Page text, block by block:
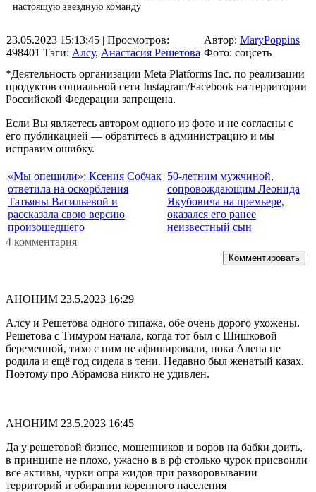
настоящую звездную команду
23.05.2023 15:13:45 | Просмотров:
498401 Тэги: Алсу, Анастасия Решетова
Автор: MaryPoppins
Фото: соцсеть
*Деятельность организации Meta Platforms Inc. по реализации
продуктов социальной сети Instagram/Facebook на территории
Российской Федерации запрещена.
Если Вы являетесь автором одного из фото и не согласны с
его публикацией — обратитесь в администрацию и мы
исправим ошибку.
«Мы опешили»: Ксения Собчак
ответила на оскорбления
Татьяны Васильевой и
рассказала свою версию
произошедшего
50-летним мужчиной,
сопровождающим Леонида
Якубовича на премьере,
оказался его ранее
неизвестный сын
4 комментария
Комментировать
АНОНИМ 23.5.2023 16:29
Алсу и Решетова одного типажа, обе очень дорого ухожены.
Решетова с Тимуром начала, когда тот был с Шишковой
беременной, тихо с ним не афишировали, пока Алена не
родила и ещё год сидела в тени. Недавно был женатый казах.
Поэтому про Абрамова никто не удивлен.
АНОНИМ 23.5.2023 16:45
Да у решетовой бизнес, мошенников и воров на бабки доить,
в принципе не плохо, ужасно в в рф столько чурок присвоили
все активы, чурки опра жидов при разворовывании
территорий и обирании коренного населения